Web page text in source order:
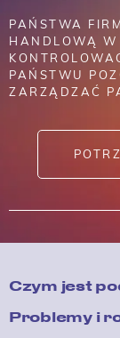
PAŃSTWA
HANDLOWĄ
PAŃSTWU
ZARZĄDZAĆ
Czym jest
Problemy i